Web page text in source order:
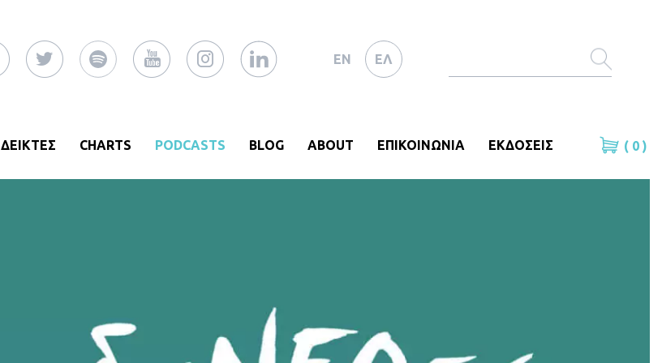
EN ΕΛ
ΔΕΙΚΤΕΣ CHARTS PODCASTS BLOG ABOUT ΕΠΙΚΟΙΝΩΝΙΑ ΕΚΔΟΣΕΙΣ ( 0 )